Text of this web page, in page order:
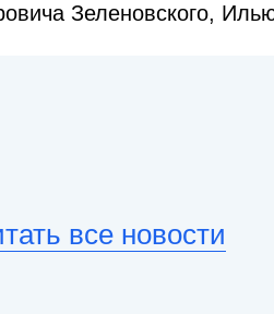
Зеленовского,
все новости